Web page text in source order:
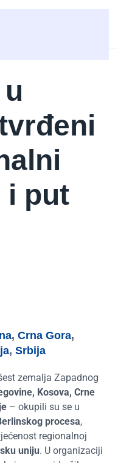
i put
, Crna Gora,
, Srbija
zemalja Zapadnog
Kosova, Crne
– okupili su se u
procesa,
regionalnoj
uniju. U organizaciji